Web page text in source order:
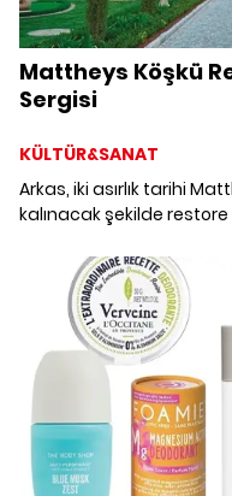
Mattheys Köşkü
Sergisi
KÜLTÜR&SANAT
Arkas, iki asırlık tarihi
kalınacak şekilde
Mattheys Köşkü'nde,
sanatseverlerle
kuşaklara aktarıyor.